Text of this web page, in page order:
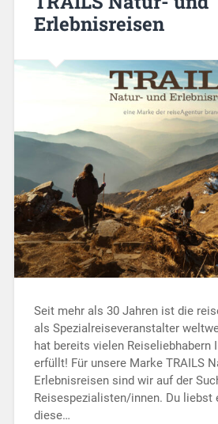
Erlebnisreisen
Seit mehr als 30 Jahren ist die
als Spezialreiseveranstalter
hat bereits vielen Reiseliebhabern
erfüllt! Für unsere Marke TRAILS
Erlebnisreisen sind wir auf der
Reisespezialisten/innen. Du liebst
diese…